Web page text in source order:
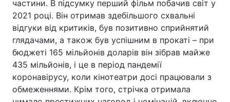
частини. В підсумку перший фільм побачив світ у
2021 році. Він отримав здебільшого схвальні
відгуки від критиків, був позитивно сприйнятий
глядачами, а також був успішним в прокаті – при
бюджеті 165 мільйонів доларів він зібрав майже
435 мільйонів, і це в період пандемії
коронавірусу, коли кінотеатри досі працювали з
обмеженнями. Крім того, стрічка отримала